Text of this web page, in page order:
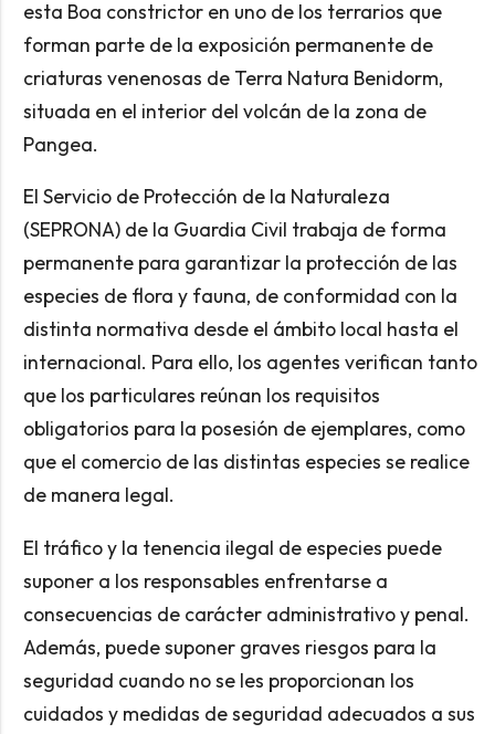
esta Boa constrictor en uno de los terrarios que
forman parte de la exposición permanente de
criaturas venenosas de Terra Natura Benidorm,
situada en el interior del volcán de la zona de
Pangea.
El Servicio de Protección de la Naturaleza
(SEPRONA) de la Guardia Civil trabaja de forma
permanente para garantizar la protección de las
especies de flora y fauna, de conformidad con la
distinta normativa desde el ámbito local hasta el
internacional. Para ello, los agentes verifican tanto
que los particulares reúnan los requisitos
obligatorios para la posesión de ejemplares, como
que el comercio de las distintas especies se realice
de manera legal.
El tráfico y la tenencia ilegal de especies puede
suponer a los responsables enfrentarse a
consecuencias de carácter administrativo y penal.
Además, puede suponer graves riesgos para la
seguridad cuando no se les proporcionan los
cuidados y medidas de seguridad adecuados a sus